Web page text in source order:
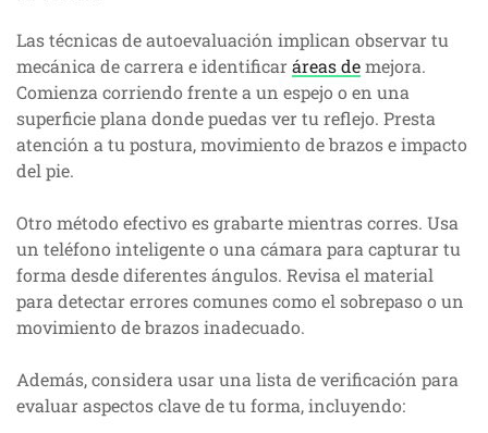
Las técnicas de autoevaluación implican observar tu
mecánica de carrera e identificaráreas demejora.
Comienza corriendo frente a un espejo o en una
superficie plana donde puedas ver tu reflejo. Presta
atención a tu postura, movimiento de brazos e impacto
del pie.
Otro método efectivo es grabarte mientras corres. Usa
un teléfono inteligente o una cámara para capturar tu
forma desde diferentes ángulos. Revisa el material
para detectar errores comunes como el sobrepaso o un
movimiento de brazos inadecuado.
Además, considera usar una lista de verificación para
evaluar aspectos clave de tu forma, incluyendo: